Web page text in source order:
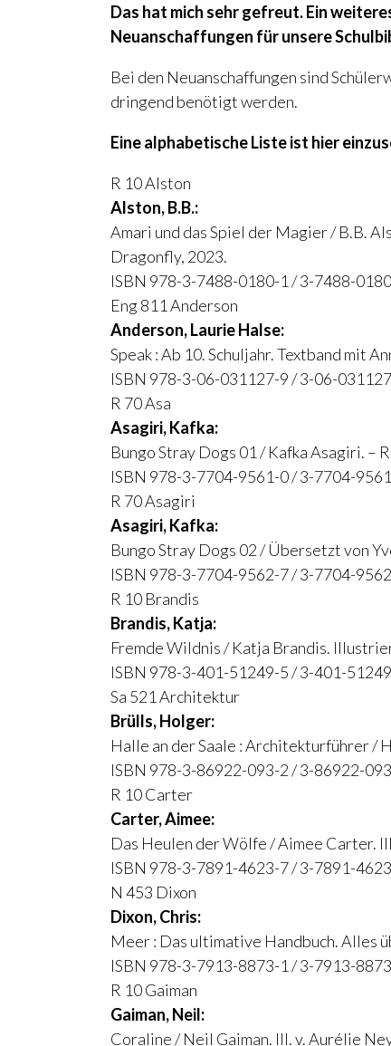
Das hat mich sehr gefreut. Ein
Neuanschaffungen für unsere
Bei den Neuanschaffungen sind
dringend benötigt werden.
Eine alphabetische Liste ist hier
R 10 Alston
Alston, B.B.:
Amari und das Spiel der Magier / B.B.
Dragonfly, 2023.
ISBN 978-3-7488-0180-1 / 3-7488-
Eng 811 Anderson
Anderson, Laurie Halse:
Speak : Ab 10. Schuljahr. Textband mit
ISBN 978-3-06-031127-9 / 3-06-
R 70 Asa
Asagiri, Kafka:
Bungo Stray Dogs 01 / Kafka Asagiri. –
ISBN 978-3-7704-9561-0 / 3-7704-
R 70 Asagiri
Asagiri, Kafka:
Bungo Stray Dogs 02 / Übersetzt von
ISBN 978-3-7704-9562-7 / 3-7704-
R 10 Brandis
Brandis, Katja:
Fremde Wildnis / Katja Brandis.
ISBN 978-3-401-51249-5 / 3-401-
Sa 521 Architektur
Brülls, Holger:
Halle an der Saale : Architekturführer /
ISBN 978-3-86922-093-2 / 3-86922-
R 10 Carter
Carter, Aimee:
Das Heulen der Wölfe / Aimee Carter.
ISBN 978-3-7891-4623-7 / 3-7891-
N 453 Dixon
Dixon, Chris:
Meer : Das ultimative Handbuch. Alles
ISBN 978-3-7913-8873-1 / 3-7913-
R 10 Gaiman
Gaiman, Neil:
Coraline / Neil Gaiman. Ill. v. Aurélie